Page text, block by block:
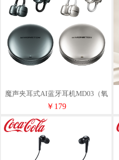
魔声夹耳式AI蓝牙耳机MD03（氧
化金属工艺）
￥179